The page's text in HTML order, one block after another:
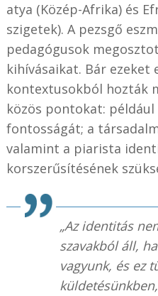
atya (Közép-Afrika) és
szigetek). A pezsgő
pedagógusok
kihívásaikat. Bár
kontextusokból hozták
közös pontokat:
fontosságát; a
valamint a piarista
korszerűsítésének
„Az identitás
szavakból áll,
vagyunk, és ez